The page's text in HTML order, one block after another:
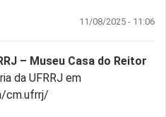
11/08/2025 - 11:06
– Museu Casa do Reitor
da UFRRJ em
cm.ufrrj/